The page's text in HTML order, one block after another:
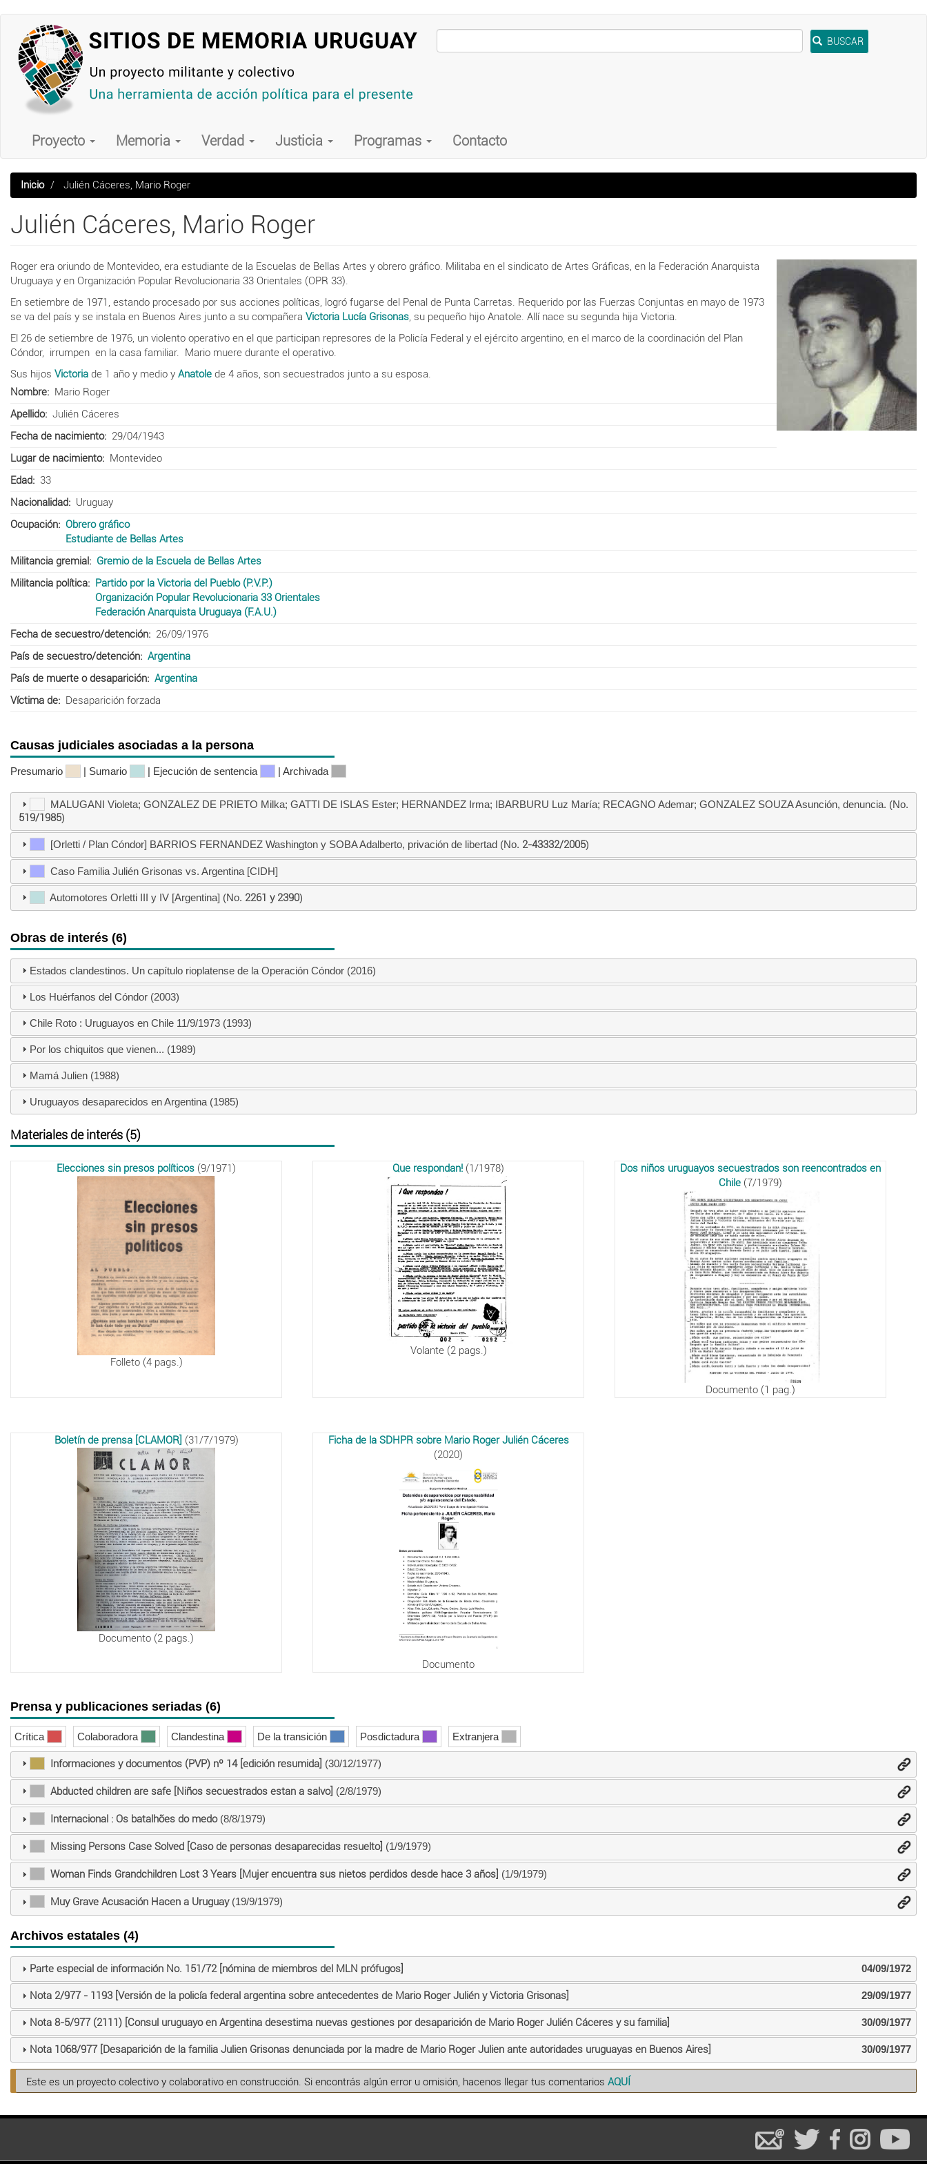
contenido
principal
BUSCAR
Main
navigation
Proyecto Memoria Verdad Justicia Programas Contacto
Inicio Julién Cáceres, Mario Roger
Julién Cáceres, Mario Roger
Roger era oriundo de Montevideo, era estudiante de la Escuelas de Bellas Artes y obrero gráfico. Militaba en el sindicato de Artes Gráficas, en la Federación Anarquista
Uruguaya y en Organización Popular Revolucionaria 33 Orientales (OPR 33).
En setiembre de 1971, estando procesado por sus acciones políticas, logró fugarse del Penal de Punta Carretas. Requerido por las Fuerzas Conjuntas en mayo de 1973
se va del país y se instala en Buenos Aires junto a su compañera Victoria Lucía Grisonas, su pequeño hijo Anatole. Allí nace su segunda hija Victoria.
El 26 de setiembre de 1976, un violento operativo en el que participan represores de la Policía Federal y el ejército argentino, en el marco de la coordinación del Plan
Cóndor, irrumpen en la casa familiar. Mario muere durante el operativo.
Sus hijos Victoria de 1 año y medio y Anatole de 4 años, son secuestrados junto a su esposa.
Nombre
Mario Roger
Apellido
Julién Cáceres
Fecha de nacimiento
29/04/1943
Lugar de nacimiento
Montevideo
Edad
33
Nacionalidad
Uruguay
Ocupación
Obrero gráfico
Estudiante de Bellas Artes
Militancia gremial
Gremio de la Escuela de Bellas Artes
Militancia política
Partido por la Victoria del Pueblo (P.V.P.)
Organización Popular Revolucionaria 33 Orientales
Federación Anarquista Uruguaya (F.A.U.)
Fecha de secuestro/detención
26/09/1976
País de secuestro/detención
Argentina
País de muerte o desaparición
Argentina
Víctima de
Desaparición forzada
Causas judiciales asociadas a la persona
Presumario | Sumario | Ejecución de sentencia | Archivada
MALUGANI Violeta; GONZALEZ DE PRIETO Milka; GATTI DE ISLAS Ester; HERNANDEZ Irma; IBARBURU Luz María; RECAGNO Ademar; GONZALEZ SOUZA Asunción, denuncia. (No.
519/1985)
[Orletti / Plan Cóndor] BARRIOS FERNANDEZ Washington y SOBA Adalberto, privación de libertad (No. 2-43332/2005)
Caso Familia Julién Grisonas vs. Argentina [CIDH]
Automotores Orletti III y IV [Argentina] (No. 2261 y 2390)
Obras de interés (6)
Estados clandestinos. Un capítulo rioplatense de la Operación Cóndor (2016)
Los Huérfanos del Cóndor (2003)
Chile Roto : Uruguayos en Chile 11/9/1973 (1993)
Por los chiquitos que vienen... (1989)
Mamá Julien (1988)
Uruguayos desaparecidos en Argentina (1985)
Materiales de interés (5)
Elecciones sin presos políticos (9/1971)
Folleto (4 pags.)
Que respondan! (1/1978)
Volante (2 pags.)
Dos niños uruguayos secuestrados son reencontrados en
Chile(7/1979)
Documento (1 pag.)
Boletín de prensa [CLAMOR] (31/7/1979)
Documento (2 pags.)
Ficha de la SDHPR sobre Mario Roger Julién Cáceres
(2020)
Documento
Prensa y publicaciones seriadas (6)
Crítica Colaboradora Clandestina De la transición Posdictadura Extranjera
Informaciones y documentos (PVP) nº 14 [edición resumida] (30/12/1977)
Abducted children are safe [Niños secuestrados estan a salvo] (2/8/1979)
Internacional : Os batalhões do medo(8/8/1979)
Missing Persons Case Solved [Caso de personas desaparecidas resuelto] (1/9/1979)
Woman Finds Grandchildren Lost 3 Years [Mujer encuentra sus nietos perdidos desde hace 3 años] (1/9/1979)
Muy Grave Acusación Hacen a Uruguay(19/9/1979)
Archivos estatales (4)
Parte especial de información No. 151/72 [nómina de miembros del MLN prófugos] 04/09/1972
Nota 2/977 - 1193 [Versión de la policía federal argentina sobre antecedentes de Mario Roger Julién y Victoria Grisonas] 29/09/1977
Nota 8-5/977 (2111) [Consul uruguayo en Argentina desestima nuevas gestiones por desaparición de Mario Roger Julién Cáceres y su familia] 30/09/1977
Nota 1068/977 [Desaparición de la familia Julien Grisonas denunciada por la madre de Mario Roger Julien ante autoridades uruguayas en Buenos Aires] 30/09/1977
Este es un proyecto colectivo y colaborativo en construcción. Si encontrás algún error u omisión, hacenos llegar tus comentarios AQUÍ